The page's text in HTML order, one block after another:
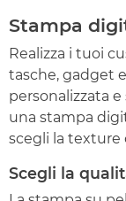
Stampa
Realizza i tuoi
tasche, gadget
personalizzata
una stampa
scegli la texture
Scegli la